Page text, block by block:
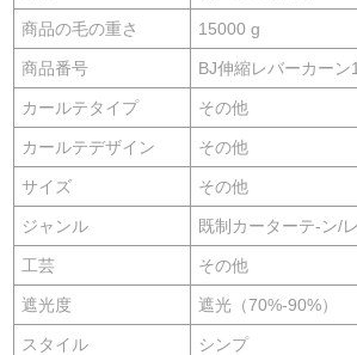
商品の毛の重さ 15000 g
商品番号 BJ伸縮レバーカーン
カールテタイプ その他
カールテデザイン その他
サイズ その他
ジャンル 既制カーターテ-ン/
工芸 その他
遮光度 遮光（70%-90%）
スタイル シンプ